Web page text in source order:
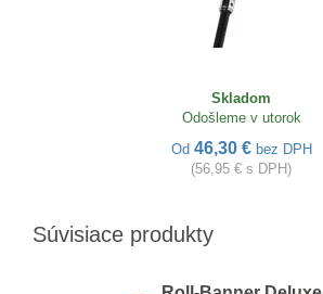
Skladom
Odošleme v utorok
Od 46,30 € bez DPH
(56,95 € s DPH)
Súvisiace produkty